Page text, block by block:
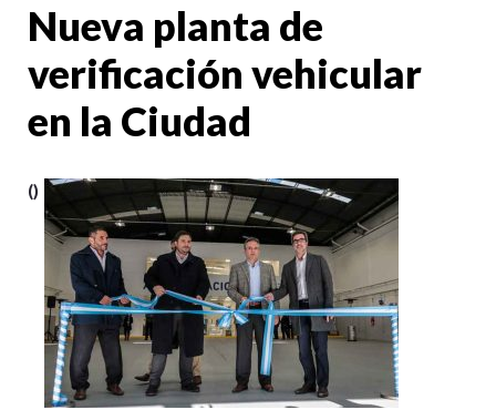
Nueva planta de
verificación vehicular
en la Ciudad
()